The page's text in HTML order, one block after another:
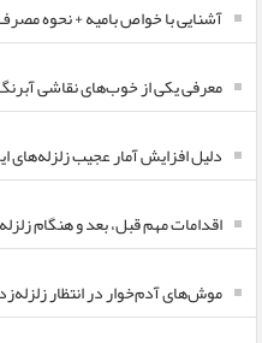
آشنایی با خواص بامیه + نحوه
معرفی یکی از خوب‌های نقاشی
دلیل افزایش آمار عجیب زلزله‌های ایران در
اقدامات مهم قبل، بعد و هنگام زلزله
موش‌های آدم‌خوار در انتظار